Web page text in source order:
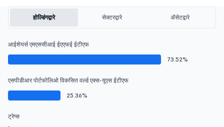
होल्डिंगद्वारे सेक्टरद्वारे ॲसेटद्वारे
आईशेयर्स एमएससीआई ईएएफई ईटीएफ
73.52%
एसपीडीआर पोर्टफोलिओ विकसित वर्ल्ड एक्स-यूएस ईटीएफ
25.36%
ट्रेप्स